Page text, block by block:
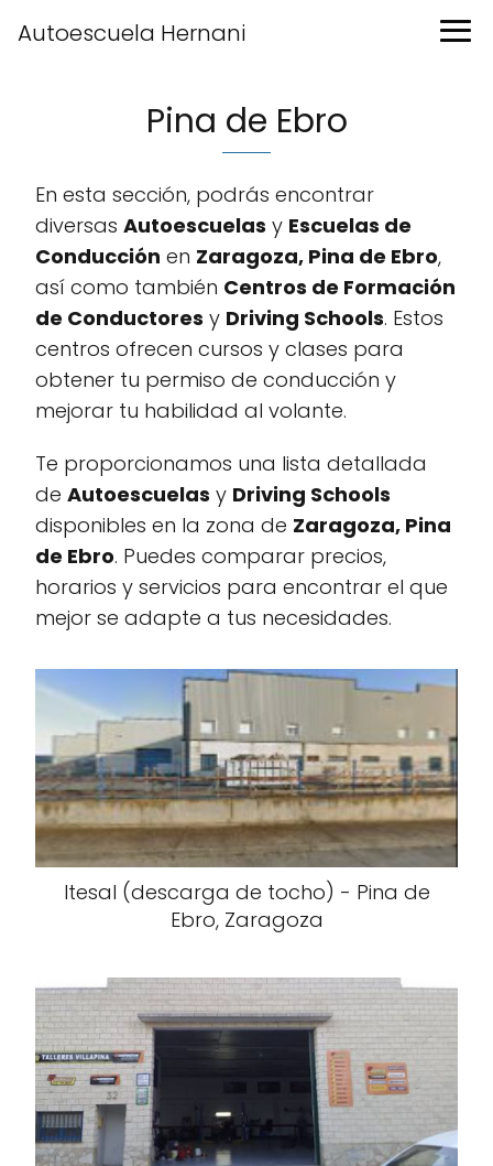
Autoescuela Hernani
Pina de Ebro
En esta sección, podrás encontrar
diversas Autoescuelas y Escuelas de
Conducción en Zaragoza, Pina de Ebro,
así como también Centros de Formación
de Conductores y Driving Schools. Estos
centros ofrecen cursos y clases para
obtener tu permiso de conducción y
mejorar tu habilidad al volante.
Te proporcionamos una lista detallada
de Autoescuelas y Driving Schools
disponibles en la zona de Zaragoza, Pina
de Ebro. Puedes comparar precios,
horarios y servicios para encontrar el que
mejor se adapte a tus necesidades.
Itesal (descarga de tocho) - Pina de
Ebro, Zaragoza